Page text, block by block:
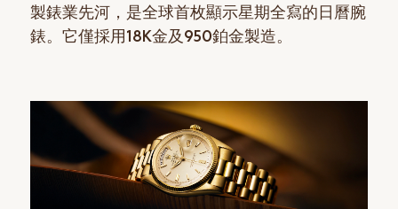
製錶業先河，是全球首枚顯示星期全寫的日曆腕
錶。它僅採用18K金及950鉑金製造。